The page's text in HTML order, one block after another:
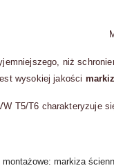
niż
wysokiej jakości
T5/T6 charakteryzuje
montażowe: markiza